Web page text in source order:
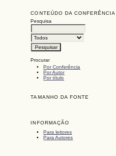
CONTEÚDO DA CONFERÊNCIA
Pesquisa
Procurar
Por Conferência
Por Autor
Por título
TAMANHO DA FONTE
INFORMAÇÃO
Para leitores
Para Autores